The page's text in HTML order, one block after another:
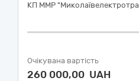
КП ММР
Очікувана вартість
260 000,00 UAH